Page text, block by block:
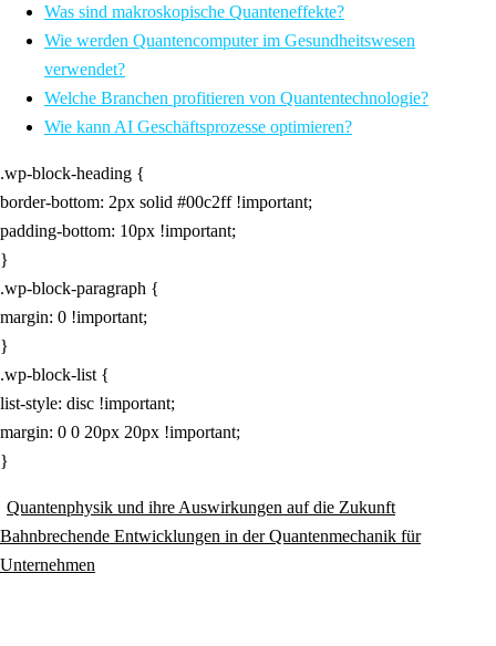
Was sind makroskopische Quanteneffekte?
Wie werden Quantencomputer im Gesundheitswesen
verwendet?
Welche Branchen profitieren von Quantentechnologie?
Wie kann AI Geschäftsprozesse optimieren?
.wp-block-heading {
border-bottom: 2px solid #00c2ff !important;
padding-bottom: 10px !important;
}
.wp-block-paragraph {
margin: 0 !important;
}
.wp-block-list {
list-style: disc !important;
margin: 0 0 20px 20px !important;
}
Beitragsnavigation
Quantenphysik und ihre Auswirkungen auf die Zukunft
Bahnbrechende Entwicklungen in der Quantenmechanik für
Unternehmen